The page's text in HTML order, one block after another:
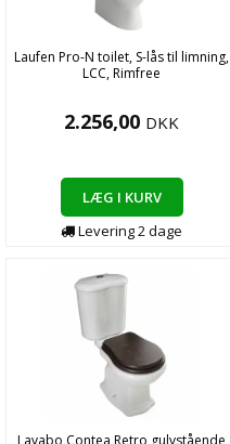
Laufen Pro-N toilet, S-lås til limning,
LCC, Rimfree
2.256,00 DKK
LÆG I KURV
Levering2dage
Lavabo Contea Retro gulvstående